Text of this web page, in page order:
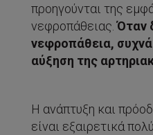
προηγούνται της
νεφροπάθειας.Όταν
νεφροπάθεια,
αύξηση της
Η ανάπτυξη και
είναι εξαιρετικά